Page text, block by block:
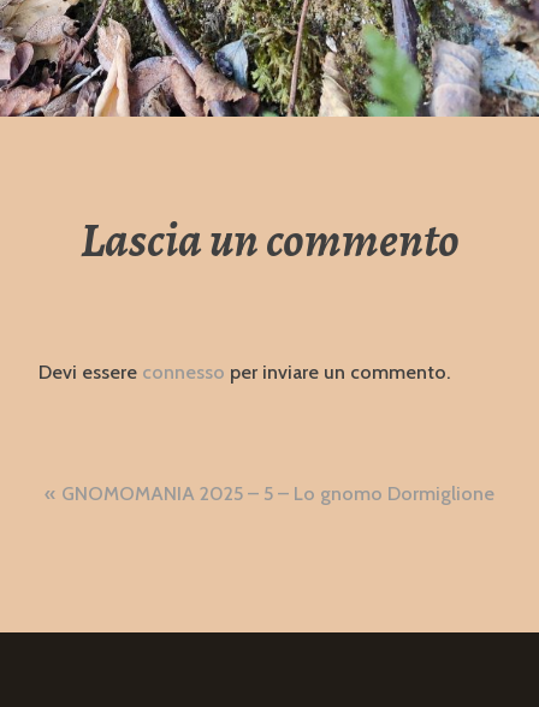
Lascia un commento
Devi essere connesso per inviare un commento.
Navigazione
GNOMOMANIA 2025 – 5 – Lo gnomo Dormiglione